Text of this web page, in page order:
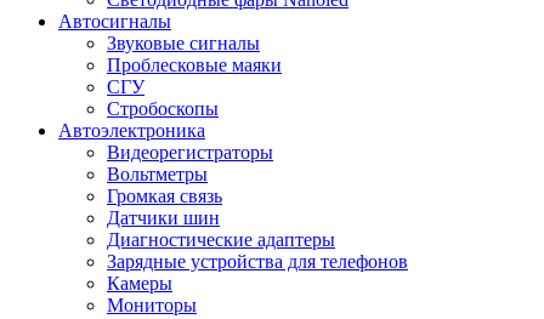
Автосигналы
Звуковые сигналы
Проблесковые маяки
СГУ
Стробоскопы
Автоэлектроника
Видеорегистраторы
Вольтметры
Громкая связь
Датчики шин
Диагностические адаптеры
Зарядные устройства для телефонов
Камеры
Мониторы